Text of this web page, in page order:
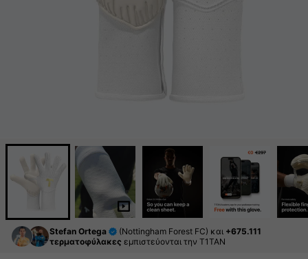
Stefan Ortega (Nottingham Forest FC) και +675.111
τερματοφύλακες εμπιστεύονται την T1TAN